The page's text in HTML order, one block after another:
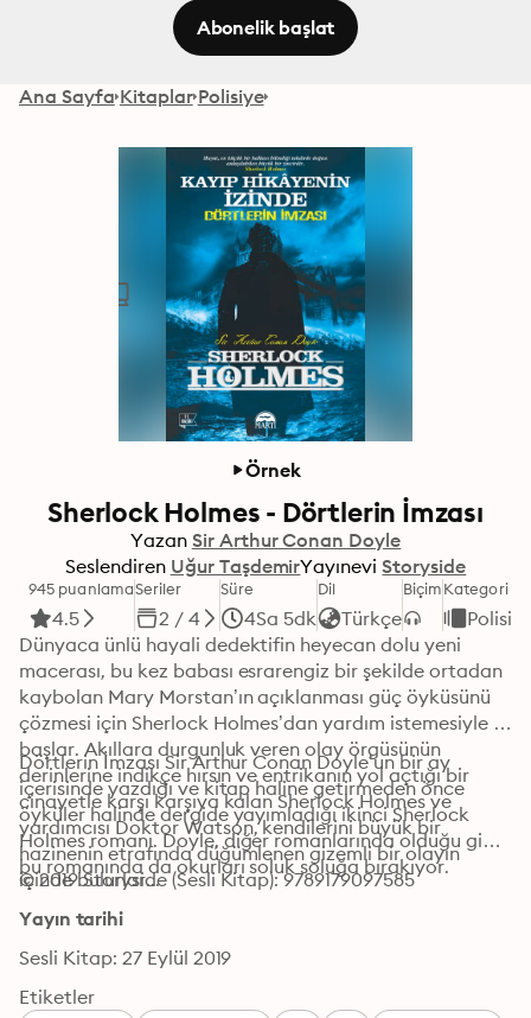
Abonelik başlat
Ana Sayfa Kitaplar Polisiye
Örnek
Sherlock Holmes - Dörtlerin İmzası
Yazan Sir Arthur Conan Doyle
Seslendiren Uğur TaşdemirYayınevi Storyside
945 puanlama
4.5
Seriler
2 / 4
Süre
4Sa 5dk
Dil
Türkçe
BiçimKategori
Dünyaca ünlü hayali dedektifin heyecan dolu yeni
macerası, bu kez babası esrarengiz bir şekilde ortadan
kaybolan Mary Morstan’ın açıklanması güç öyküsünü
çözmesi için Sherlock Holmes’dan yardım istemesiyle
başlar. Akıllara durgunluk veren olay örgüsünün
derinlerine indikçe hırsın ve entrikanın yol açtığı bir
cinayetle karşı karşıya kalan Sherlock Holmes ve
yardımcısı Doktor Watson, kendilerini büyük bir
hazinenin etrafında düğümlenen gizemli bir olayın
içinde bulurlar...
Dörtlerin İmzası Sir Arthur Conan Doyle’un bir ay
içerisinde yazdığı ve kitap haline getirmeden önce
öyküler halinde dergide yayımladığı ikinci Sherlock
Holmes romanı. Doyle, diğer romanlarında olduğu gibi
bu romanında da okurları soluk soluğa bırakıyor.
© 2019 Storyside (Sesli Kitap): 9789179097585
Yayın tarihi
Sesli Kitap: 27 Eylül 2019
Etiketler